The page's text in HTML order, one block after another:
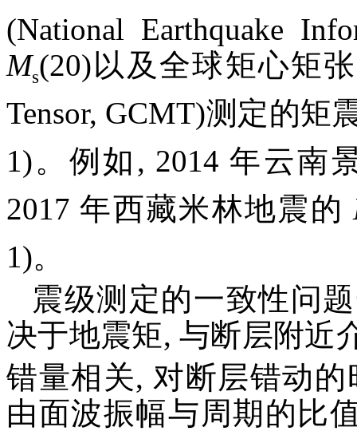
(National Earthquake
Ms(20)以及全球矩心矩
Tensor, GCMT)测定的矩
1)。例如, 2014 年云南
2017 年西藏米林地震的
1)。
震级测定的一致性问
决于地震矩, 与断层附近
错量相关, 对断层错动
由面波振幅与周期的比